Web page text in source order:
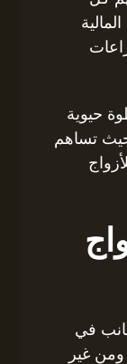
حيوية
تساهم
في
غير